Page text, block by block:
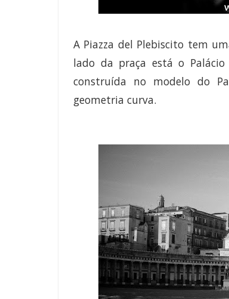
A Piazza del Plebiscito tem
lado da praça está o
construída no modelo do
geometria curva.